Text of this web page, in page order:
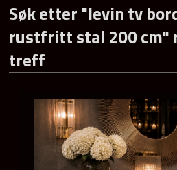
Søk etter "levin tv
rustfritt stal 200 cm"
treff